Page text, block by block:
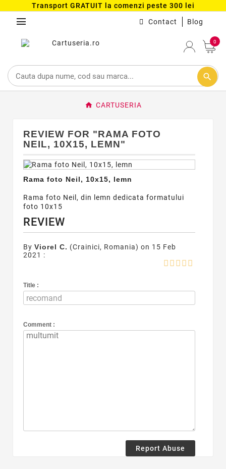
Transport GRATUIT la comenzi peste 300 lei
menu Contact Blog
0
search
CARTUSERIA
REVIEW FOR "RAMA FOTO
NEIL, 10X15, LEMN"
Rama foto Neil, 10x15, lemn
Rama foto Neil, din lemn dedicata formatului
foto 10x15
REVIEW
By Viorel C. (Crainici, Romania) on 15 Feb
2021 :
Title :
Comment :
Report Abuse